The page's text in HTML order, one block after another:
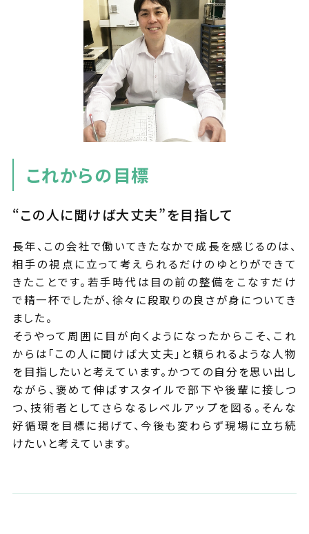
これからの目標
“この人に聞けば大丈夫”を目指して
長年、この会社で働いてきたなかで成長を感じるのは、
相手の視点に立って考えられるだけのゆとりができて
きたことです。若手時代は目の前の整備をこなすだけ
で精一杯でしたが、徐々に段取りの良さが身についてき
ました。
そうやって周囲に目が向くようになったからこそ、これ
からは「この人に聞けば大丈夫」と頼られるような人物
を目指したいと考えています。かつての自分を思い出し
ながら、褒めて伸ばすスタイルで部下や後輩に接しつ
つ、技術者としてさらなるレベルアップを図る。そんな
好循環を目標に掲げて、今後も変わらず現場に立ち続
けたいと考えています。